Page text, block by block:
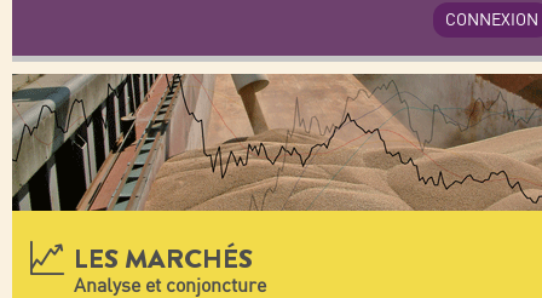
CONNEXION
LES MARCHÉS
Analyse et conjoncture